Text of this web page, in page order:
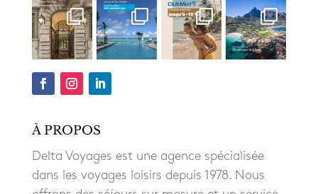
À PROPOS
Delta Voyages est une agence spécialisée
dans les voyages loisirs depuis 1978. Nous